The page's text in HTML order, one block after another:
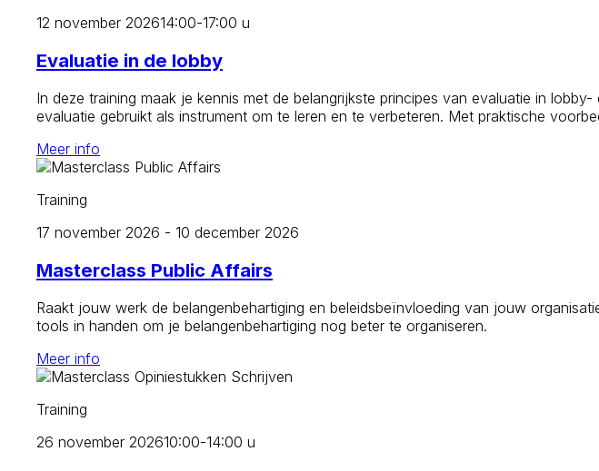
12 november 202614:00-17:00 u
Evaluatie in de lobby
In deze training maak je kennis met de belangrijkste principes van evaluatie in
evaluatie gebruikt als instrument om te leren en te verbeteren. Met praktische
Meer info
Training
17 november 2026 - 10 december 2026
Masterclass Public Affairs
Raakt jouw werk de belangenbehartiging en beleidsbeïnvloeding van jouw
tools in handen om je belangenbehartiging nog beter te organiseren.
Meer info
Training
26 november 202610:00-14:00 u